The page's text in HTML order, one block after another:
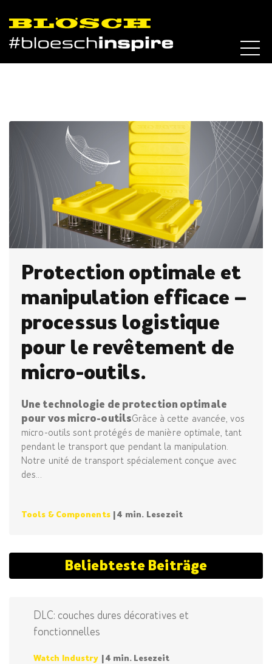
Skip to content
Protection optimale et
manipulation efficace –
processus logistique
pour le revêtement de
micro-outils.
Une technologie de protection optimale
pour vos micro-outilsGrâce à cette avancée, vos
micro-outils sont protégés de manière optimale, tant
pendant le transport que pendant la manipulation.
Notre unité de transport spécialement conçue avec
des...
Tools & Components | 4 min. Lesezeit
Beliebteste Beiträge
DLC: couches dures décoratives et
fonctionnelles
Watch Industry | 4 min. Lesezeit